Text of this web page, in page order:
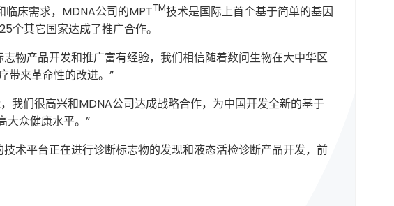
临床需求，MDNA公司的MPTTM技术是国际上首个基于简单的基因
个其它国家达成了推广合作。
物产品开发和推广富有经验，我们相信随着数问生物在大中华区
带来革命性的改进。”
我们很高兴和MDNA公司达成战略合作，为中国开发全新的基于
大众健康水平。”
术平台正在进行诊断标志物的发现和液态活检诊断产品开发，前